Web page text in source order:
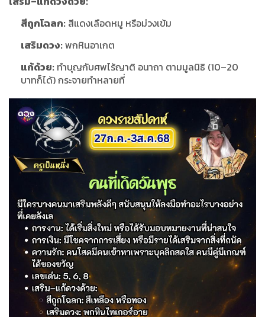
สีถูกโฉลก: สีแดงเลือดหมู หรือม่วงเข้ม
เสริมดวง:พกหินอาเกต
แก้ด้วย: ทำบุญกับศพไร้ญาติ อนาถา ตามมูลนิธิ (10–20
บาทก็ได้) กระจายทำหลายที่